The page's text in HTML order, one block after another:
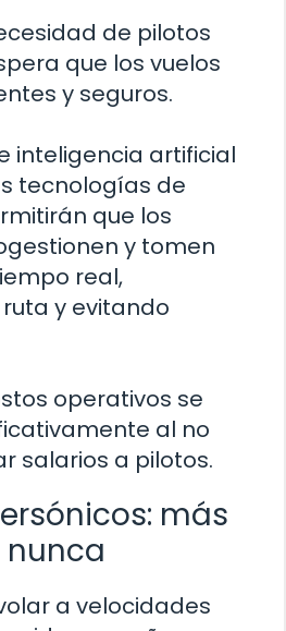
de pilotos
que los vuelos
y seguros.
inteligencia artificial
tecnologías de
que los
y tomen
real,
y evitando
operativos se
al no
salarios a pilotos.
más
a velocidades